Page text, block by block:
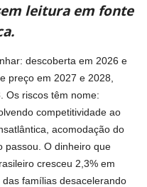
leitura em fonte
descoberta em 2026 e
preço em 2027 e 2028,
Os riscos têm nome:
competitividade ao
acomodação do
passou. O dinheiro que
cresceu 2,3% em
famílias desacelerando